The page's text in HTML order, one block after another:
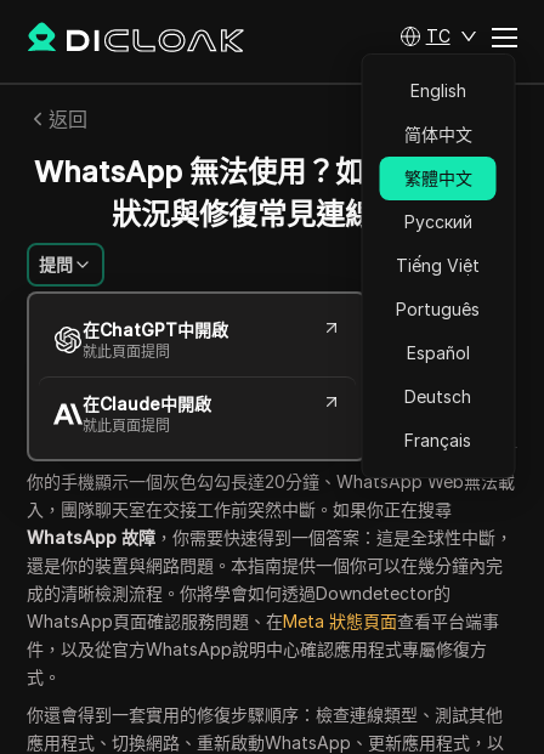
TC
English
简体中文
繁體中文
Русский
Tiếng Việt
Português
Español
Deutsch
Français
返回
WhatsApp 無法使用？如何確認中斷
狀況與修復常見連線問題
提問
在ChatGPT中開啟
就此頁面提問
在Claude中開啟
就此頁面提問
Jessica Wardell
2026年5月 11 分鐘 閱讀
Copy Link
你的手機顯示一個灰色勾勾長達20分鐘、WhatsApp Web無法載
入，團隊聊天室在交接工作前突然中斷。如果你正在搜尋
WhatsApp 故障 ，你需要快速得到一個答案：這是全球性中斷，
還是你的裝置與網路問題。本指南提供一個你可以在幾分鐘內完
成的清晰檢測流程。你將學會如何透過Downdetector的
WhatsApp頁面確認服務問題、在Meta 狀態頁面查看平台端事
件，以及從官方WhatsApp說明中心確認應用程式專屬修復方
式。
你還會得到一套實用的修復步驟順序：檢查連線類型、測試其他
應用程式、切換網路、重新啟動WhatsApp、更新應用程式，以